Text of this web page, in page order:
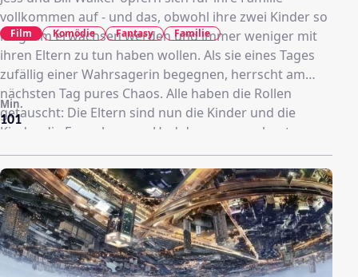
vollkommen auf - und das, obwohl ihre zwei Kinder so
langsam erwachsen werden und immer weniger mit
ihren Eltern zu tun haben wollen. Als sie eines Tages
zufällig einer Wahrsagerin begegnen, herrscht am
nächsten Tag pures Chaos. Alle haben die Rollen
getauscht: Die Eltern sind nun die Kinder und die
Kinder die Erwachsenen. Und das ausgerechnet am
jeweils wichtigsten Tag ihres Lebens. So müssen die
Walkers mit vereinten Kräften eine Beförderung, ein
Vorstellungsgespräch am College, einen
Plattenvertrag und ein Vorspielen beim Fußball
erfolgreich meistern.
101
Min.
Film Komödie Fantasy Familie